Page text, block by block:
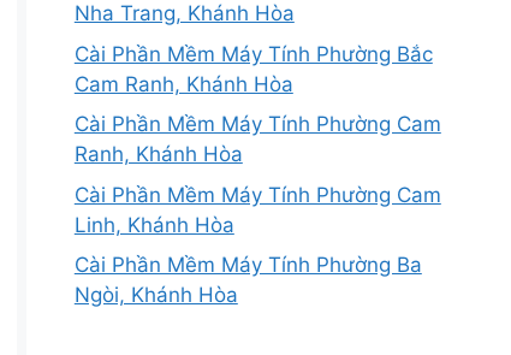
Nha Trang, Khánh Hòa
Cài Phần Mềm Máy Tính Phường Bắc
Cam Ranh, Khánh Hòa
Cài Phần Mềm Máy Tính Phường Cam
Ranh, Khánh Hòa
Cài Phần Mềm Máy Tính Phường Cam
Linh, Khánh Hòa
Cài Phần Mềm Máy Tính Phường Ba
Ngòi, Khánh Hòa